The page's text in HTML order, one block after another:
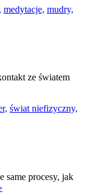
medytacje, mudry,
ze światem
świat niefizyczny,
same procesy, jak